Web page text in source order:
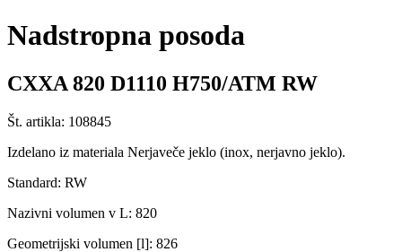
Nadstropna posoda
CXXA 820 D1110 H750/ATM RW
Št. artikla: 108845
Izdelano iz materiala Nerjaveče jeklo (inox, nerjavno jeklo).
Standard: RW
Nazivni volumen v L: 820
Geometrijski volumen [l]: 826